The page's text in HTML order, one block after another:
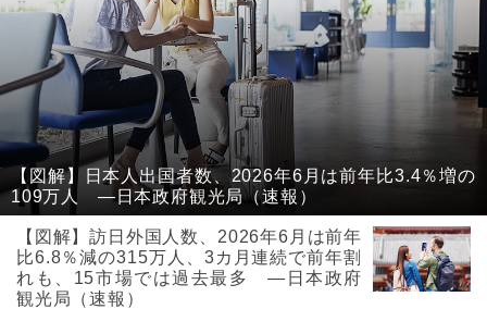
【図解】日本人出国者数、2026年6月は前年比3.4％増の
109万人 ―日本政府観光局（速報）
【図解】訪日外国人数、2026年6月は前年
比6.8％減の315万人、3カ月連続で前年割
れも、15市場では過去最多 ―日本政府
観光局（速報）